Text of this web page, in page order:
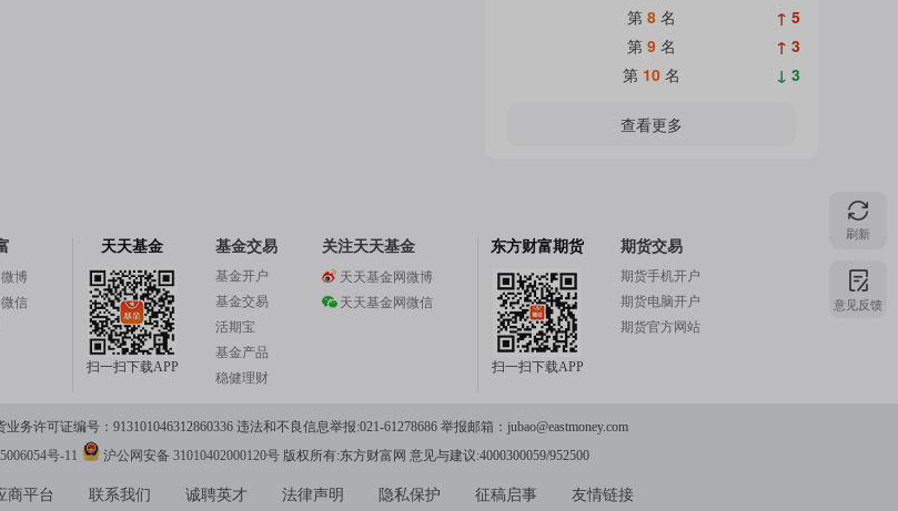
第 8 名
↑ 5
第 9 名
↑ 3
第 10 名 ↓ 3
查看更多
刷新
意见反馈
博
信
天天基金
扫一扫下载APP
基金交易
基金开户
基金交易
活期宝
基金产品
稳健理财
关注天天基金
天天基金网微博
天天基金网微信
东方财富期货
扫一扫下载APP
期货交易
期货手机开户
期货电脑开户
期货官方网站
务许可证编号：913101046312860336 违法和不良信息举报:021-61278686 举报邮箱： jubao@eastmoney.com
号-11 沪公网安备 31010402000120号版权所有:东方财富网 意见与建议:4000300059/952500
商平台 联系我们 诚聘英才 法律声明 隐私保护 征稿启事 友情链接